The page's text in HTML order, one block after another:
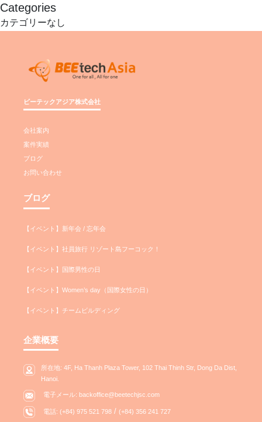
Categories
カテゴリーなし
ビーテックアジア株式会社
会社案内
案件実績
ブログ
お問い合わせ
ブログ
【イベント】新年会 / 忘年会
【イベント】社員旅行 リゾート島フーコック！
【イベント】国際男性の日
【イベント】Women’s day（国際女性の日）
【イベント】チームビルディング
企業概要
所在地: 4F, Ha Thanh Plaza Tower, 102 Thai Thinh Str, Dong Da Dist,
Hanoi.
電子メール: backoffice@beetechjsc.com
電話: (+84) 975 521 798 / (+84) 356 241 727